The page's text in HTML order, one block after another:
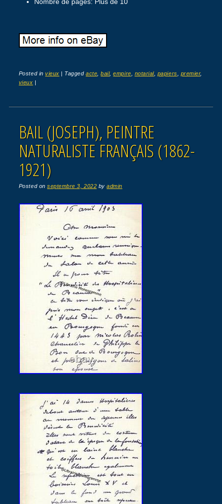
Nombre de pages: Plus de 10
Posted invieux | Taggedacte ,bail,empire notarial, papiers premier,
vieux |
BAIL (JOSEPH), PEINTRE
NATURALISTE FRANÇAIS (1862-
1921)
Posted onseptembre 3, 2022 byadmin